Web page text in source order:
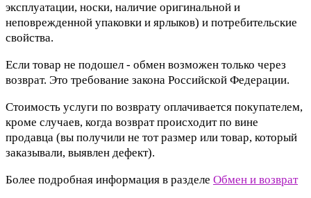
эксплуатации, носки, наличие оригинальной и
неповрежденной упаковки и ярлыков) и потребительские
свойства.
Если товар не подошел - обмен возможен только через
возврат. Это требование закона Российской Федерации.
Стоимость услуги по возврату оплачивается покупателем,
кроме случаев, когда возврат происходит по вине
продавца (вы получили не тот размер или товар, который
заказывали, выявлен дефект).
Более подробная информация в разделе Обмен и возврат